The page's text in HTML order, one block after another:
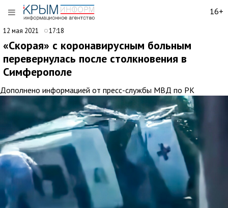
16+
12 мая 2021 17:18
«Скорая» с коронавирусным больным
перевернулась после столкновения в
Симферополе
Дополнено информацией от пресс-службы МВД по РК